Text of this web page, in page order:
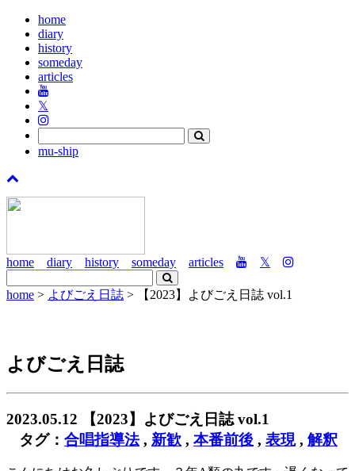
home
diary
history
someday
articles
𝕏
mu-ship
home diary history someday articles 𝕏
home > よびごえ日誌 > 【2023】よびごえ日誌 vol.1
よびごえ日誌
2023.05.12 【2023】よびごえ日誌 vol.1
タグ： 合唱指導法, 新歓 , 本番前後 , 表現, 解釈